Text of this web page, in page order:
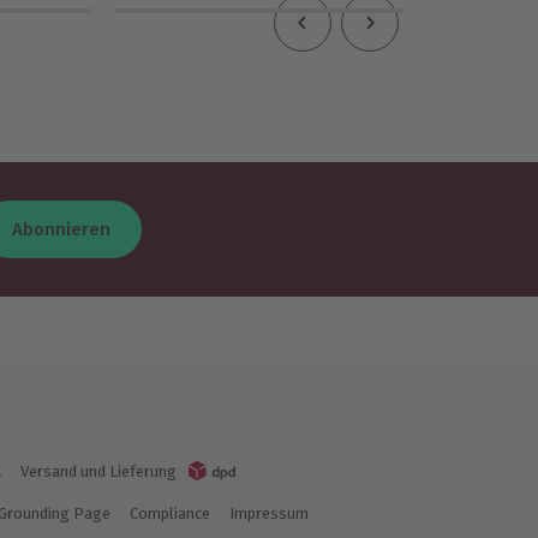
Abonnieren
Versand und Lieferung
Grounding Page Compliance Impressum